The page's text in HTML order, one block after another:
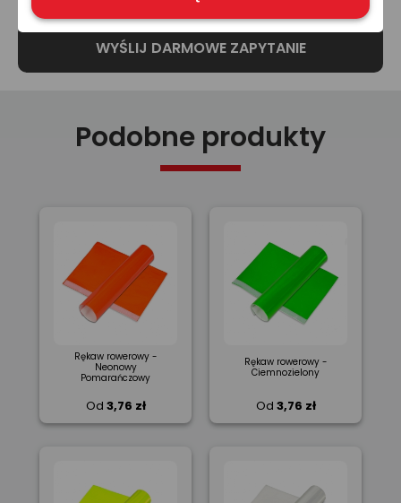
Podobne produkty
Rękaw rowerowy -
Neonowy
Pomarańczowy
Od 3,76 zł
Rękaw rowerowy -
Ciemnozielony
Od 3,76 zł